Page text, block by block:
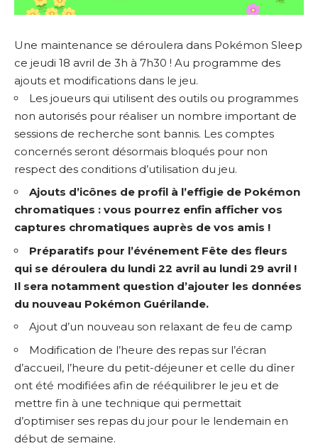
Une maintenance se déroulera dans Pokémon Sleep
ce jeudi 18 avril de 3h à 7h30 ! Au programme des
ajouts et modifications dans le jeu.
Les joueurs qui utilisent des outils ou programmes
non autorisés pour réaliser un nombre important de
sessions de recherche sont bannis. Les comptes
concernés seront désormais bloqués pour non
respect des conditions d’utilisation du jeu.
Ajouts d’icônes de profil à l’effigie de Pokémon
chromatiques : vous pourrez enfin afficher vos
captures chromatiques auprès de vos amis !
Préparatifs pour l’événement Fête des fleurs
qui se déroulera du lundi 22 avril au lundi 29 avril !
Il sera notamment question d’ajouter les données
du nouveau Pokémon Guérilande.
Ajout d’un nouveau son relaxant de feu de camp
Modification de l’heure des repas sur l’écran
d’accueil, l’heure du petit-déjeuner et celle du dîner
ont été modifiées afin de rééquilibrer le jeu et de
mettre fin à une technique qui permettait
d’optimiser ses repas du jour pour le lendemain en
début de semaine.